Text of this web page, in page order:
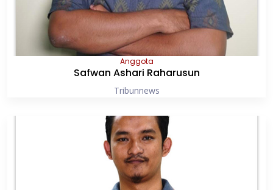
Anggota
Safwan Ashari Raharusun
Tribunnews